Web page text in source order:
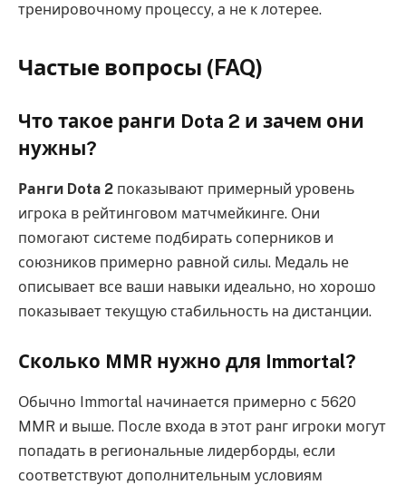
тренировочному процессу, а не к лотерее.
Частые вопросы (FAQ)
Что такое ранги Dota 2 и зачем они
нужны?
Ранги Dota 2 показывают примерный уровень
игрока в рейтинговом матчмейкинге. Они
помогают системе подбирать соперников и
союзников примерно равной силы. Медаль не
описывает все ваши навыки идеально, но хорошо
показывает текущую стабильность на дистанции.
Сколько MMR нужно для Immortal?
Обычно Immortal начинается примерно с 5620
MMR и выше. После входа в этот ранг игроки могут
попадать в региональные лидерборды, если
соответствуют дополнительным условиям